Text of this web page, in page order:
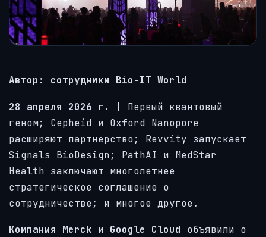
Автор: сотрудники Bio-IT World
28 апреля 2026 г.
| Первый квантовый
геном; Cepheid и Oxford Nanopore
расширяют партнерство; Revvity запускает
Signals BioDesign; PathAI и MedStar
Health заключают многолетнее
стратегическое соглашение о
сотрудничестве; и многое другое.
Компания Merck и Google Cloud объявили о